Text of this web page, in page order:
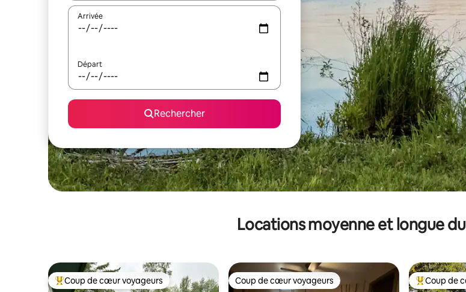
Arrivée
Départ
Rechercher
Locations moyenne et longue
Coups de cœur voyageurs les plus appréciés
Coup de cœur voyageurs Coup de cœur voyageurs
Coup de cœur voyageurs Coups de
Coup de